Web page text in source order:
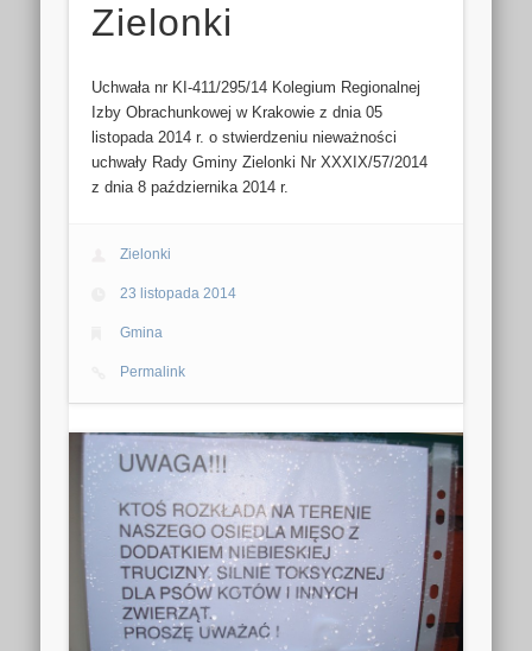
Zielonki
Uchwała nr KI-411/295/14 Kolegium Regionalnej
Izby Obrachunkowej w Krakowie z dnia 05
listopada 2014 r. o stwierdzeniu nieważności
uchwały Rady Gminy Zielonki Nr XXXIX/57/2014
z dnia 8 października 2014 r.
Zielonki
23 listopada 2014
Gmina
Permalink